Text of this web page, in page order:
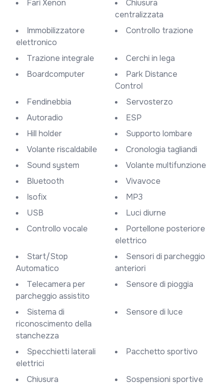
Fari Xenon
Chiusura
centralizzata
Immobilizzatore
elettronico
Controllo trazione
Trazione integrale
Cerchi in lega
Boardcomputer
Park Distance
Control
Fendinebbia
Servosterzo
Autoradio
ESP
Hill holder
Supporto lombare
Volante riscaldabile
Cronologia tagliandi
Sound system
Volante multifunzione
Bluetooth
Vivavoce
Isofix
MP3
USB
Luci diurne
Controllo vocale
Portellone posteriore
elettrico
Start/Stop
Automatico
Sensori di parcheggio
anteriori
Telecamera per
parcheggio assistito
Sensore di pioggia
Sistema di
riconoscimento della
stanchezza
Sensore di luce
Specchietti laterali
elettrici
Pacchetto sportivo
Chiusura
Sospensioni sportive